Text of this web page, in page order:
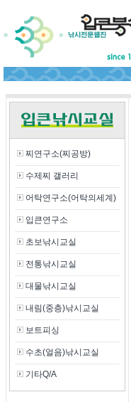
찌연구소(찌공방)
수제찌 갤러리
어탁연구소(어탁의세계)
입큰연구소
초보낚시교실
전통낚시교실
대물낚시교실
내림(중층)낚시교실
보트피싱
수초(얼음)낚시교실
기타Q/A